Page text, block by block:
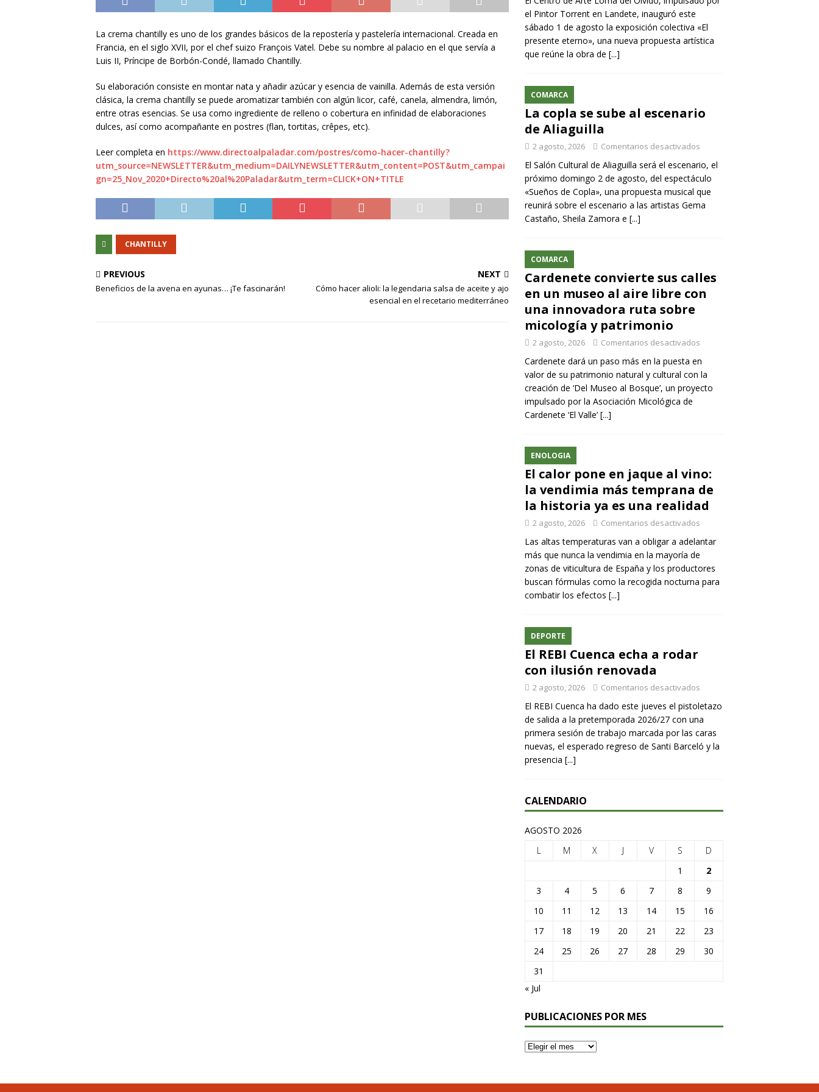
La crema chantilly es uno de los grandes básicos de la repostería y pastelería internacional. Creada en
Francia, en el siglo XVII, por el chef suizo François Vatel. Debe su nombre al palacio en el que servía a
Luis II, Príncipe de Borbón-Condé, llamado Chantilly.
Su elaboración consiste en montar nata y añadir azúcar y esencia de vainilla. Además de esta versión
clásica, la crema chantilly se puede aromatizar también con algún licor, café, canela, almendra, limón,
entre otras esencias. Se usa como ingrediente de relleno o cobertura en infinidad de elaboraciones
dulces, así como acompañante en postres (flan, tortitas, crêpes, etc).
Leer completa en https://www.directoalpaladar.com/postres/como-hacer-chantilly?
utm_source=NEWSLETTER&utm_medium=DAILYNEWSLETTER&utm_content=POST&utm_campai
gn=25_Nov_2020+Directo%20al%20Paladar&utm_term=CLICK+ON+TITLE
CHANTILLY
PREVIOUS
Beneficios de la avena en ayunas… ¡Te fascinarán!
NEXT
Cómo hacer alioli: la legendaria salsa de aceite y ajo
esencial en el recetario mediterráneo
el Pintor Torrent en Landete, inauguró este
sábado 1 de agosto la exposición colectiva «El
presente eterno», una nueva propuesta artística
que reúne la obra de [...]
COMARCA
La copla se sube al escenario
de Aliaguilla
2 agosto, 2026 Comentarios desactivados
El Salón Cultural de Aliaguilla será el escenario, el
próximo domingo 2 de agosto, del espectáculo
«Sueños de Copla», una propuesta musical que
reunirá sobre el escenario a las artistas Gema
Castaño, Sheila Zamora e [...]
COMARCA
Cardenete convierte sus calles
en un museo al aire libre con
una innovadora ruta sobre
micología y patrimonio
2 agosto, 2026 Comentarios desactivados
Cardenete dará un paso más en la puesta en
valor de su patrimonio natural y cultural con la
creación de ‘Del Museo al Bosque’, un proyecto
impulsado por la Asociación Micológica de
Cardenete ‘El Valle’ [...]
ENOLOGIA
El calor pone en jaque al vino:
la vendimia más temprana de
la historia ya es una realidad
2 agosto, 2026 Comentarios desactivados
Las altas temperaturas van a obligar a adelantar
más que nunca la vendimia en la mayoría de
zonas de viticultura de España y los productores
buscan fórmulas como la recogida nocturna para
combatir los efectos [...]
DEPORTE
El REBI Cuenca echa a rodar
con ilusión renovada
2 agosto, 2026 Comentarios desactivados
El REBI Cuenca ha dado este jueves el pistoletazo
de salida a la pretemporada 2026/27 con una
primera sesión de trabajo marcada por las caras
nuevas, el esperado regreso de Santi Barceló y la
presencia [...]
CALENDARIO
AGOSTO 2026
L
M X J V S
D
1
2
3
4 5 6 7 8
9
10
11 12 13 14 15
16
17
18 19 20 21 22
23
24
25 26 27 28 29
30
31
« Jul
PUBLICACIONES POR MES